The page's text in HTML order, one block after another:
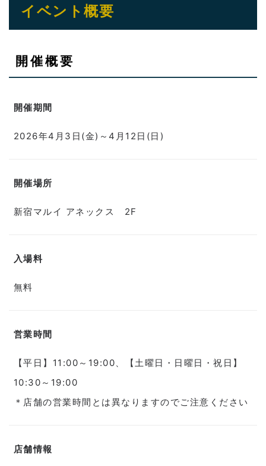
イベント概要
開催概要
開催期間
2026年4月3日(金)～4月12日(日)
開催場所
新宿マルイ アネックス 2F
入場料
無料
営業時間
【平日】11:00～19:00、【土曜日・日曜日・祝日】
10:30～19:00
＊店舗の営業時間とは異なりますのでご注意ください
店舗情報